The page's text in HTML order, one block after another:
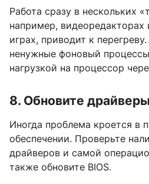
Работа сразу в нескольких
например,
играх, приводит к
ненужные фоновый
нагрузкой на процессор
8. Обновите
Иногда проблема кроется в
обеспечении. Проверьте
драйверов и самой
также обновите BIOS.